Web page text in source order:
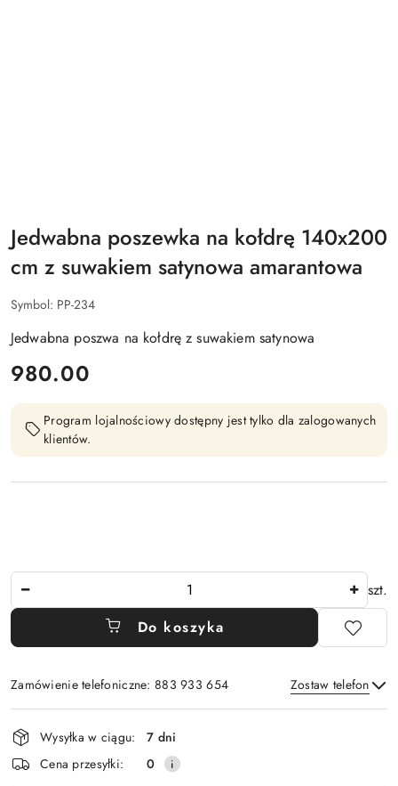
Jedwabna poszewka na kołdrę 140x200
cm z suwakiem satynowa amarantowa
Symbol: PP-234
Jedwabna poszwa na kołdrę z suwakiem satynowa
cena:
980.00
Program lojalnościowy dostępny jest tylko dla zalogowanych
klientów.
szt.
Do koszyka
Zamówienie telefoniczne: 883 933 654 Zostaw telefon
Wyślij
Dostępność
i
dostawa
Wysyłka w ciągu:
7 dni
Cena przesyłki:
0